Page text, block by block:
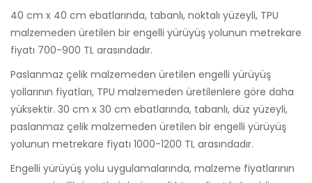
40 cm x 40 cm ebatlarında, tabanlı, noktalı yüzeyli, TPU
malzemeden üretilen bir engelli yürüyüş yolunun metrekare
fiyatı 700-900 TL arasındadır.
Paslanmaz çelik malzemeden üretilen engelli yürüyüş
yollarının fiyatları, TPU malzemeden üretilenlere göre daha
yüksektir. 30 cm x 30 cm ebatlarında, tabanlı, düz yüzeyli,
paslanmaz çelik malzemeden üretilen bir engelli yürüyüş
yolunun metrekare fiyatı 1000-1200 TL arasındadır.
Engelli yürüyüş yolu uygulamalarında, malzeme fiyatlarının